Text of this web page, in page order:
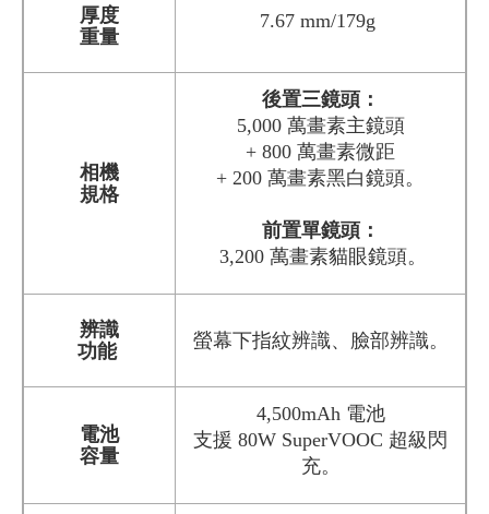
厚度
重量
7.67 mm/179g
相機
規格
後置三鏡頭：
5,000 萬畫素主鏡頭
+ 800 萬畫素微距
+ 200 萬畫素黑白鏡頭。
前置單鏡頭：
3,200 萬畫素貓眼鏡頭。
辨識
功能
螢幕下指紋辨識、臉部辨識。
電池
容量
4,500mAh 電池
支援 80W SuperVOOC 超級閃
充。